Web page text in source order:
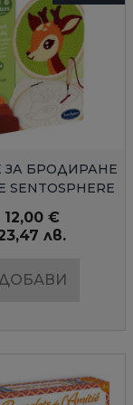
ПРЕГЛЕД
ЗА БРОДИРАНЕ
12,00 €
лв.